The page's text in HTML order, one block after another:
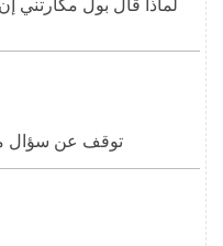
توقف عن سؤال